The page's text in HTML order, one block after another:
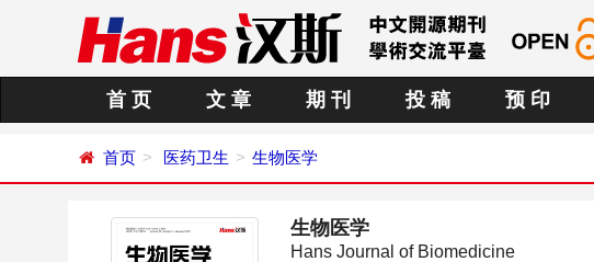
首 页 文 章 期 刊 投 稿 预 印
首页 医药卫生 生物医学
生物医学
Hans Journal of Biomedicine